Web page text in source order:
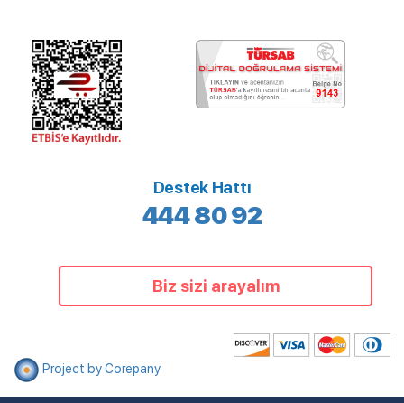
Destek Hattı
444 80 92
Biz sizi arayalım
Project by Corepany